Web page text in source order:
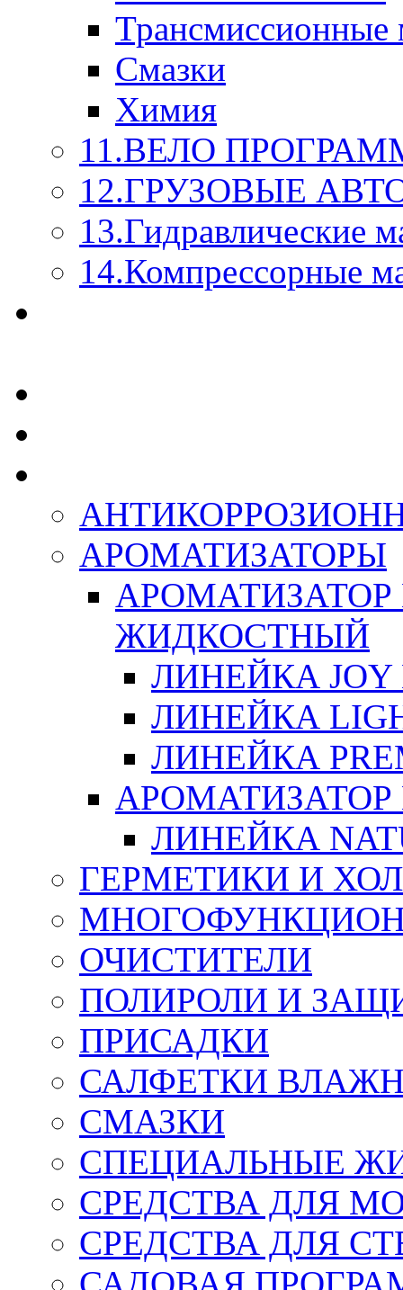
Трансмиссионные
Смазки
Химия
11.ВЕЛО
12.ГРУЗОВЫЕ
13.Гидравлические
14.Компрессорные
АРОМАТИЗАТОРЫ
ЖИДКОСТНЫЙ
ЛИНЕЙКА JOY
ЛИНЕЙКА
ЛИНЕЙКА
ЛИНЕЙКА
ГЕРМЕТИКИ И
ОЧИСТИТЕЛИ
ПОЛИРОЛИ И
ПРИСАДКИ
САЛФЕТКИ
СМАЗКИ
СПЕЦИАЛЬНЫЕ
СРЕДСТВА ДЛЯ
СРЕДСТВА ДЛЯ